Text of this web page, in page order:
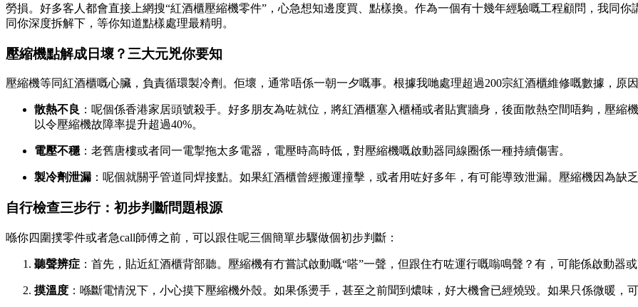
勞損。好多客人都會直接上網搜“紅酒櫃壓縮機零件”，心急想知邊度買、點樣換。作為一個有十幾年經驗嘅工程顧問，我同
同你深度拆解下，等你知道點樣處理最精明。
壓縮機點解成日壞？三大元兇你要知
壓縮機等同紅酒櫃嘅心臟，負責循環製冷劑。佢壞，通常唔係一朝一夕嘅事。根據我哋處理超過200宗紅酒櫃維修嘅數據，原
散熱不良 ：呢個係香港家居頭號殺手。好多朋友為咗就位，將紅酒櫃塞入櫃桶或者貼實牆身，後面散熱空間唔夠，壓
以令壓縮機故障率提升超過40%。
電壓不穩 ：老舊唐樓或者同一電掣拖太多電器，電壓時高時低，對壓縮機嘅啟動器同線圈係一種持續傷害。
製冷劑泄漏 ：呢個就關乎管道同焊接點。如果紅酒櫃曾經搬運撞擊，或者用咗好多年，有可能導致泄漏。壓縮機因為缺
自行檢查三步行：初步判斷問題根源
喺你四圍撲零件或者急call師傅之前，可以跟住呢三個簡單步驟做個初步判斷：
聽聲辨症 ：首先，貼近紅酒櫃背部聽。壓縮機有冇嘗試啟動嘅“嗒”一聲，但跟住冇咗運行嘅嗡鳴聲？有，可能係啟動器
摸溫度 ：喺斷電情況下，小心摸下壓縮機外殼。如果係燙手，甚至之前聞到燶味，好大機會已經燒毀。如果只係微暖，可